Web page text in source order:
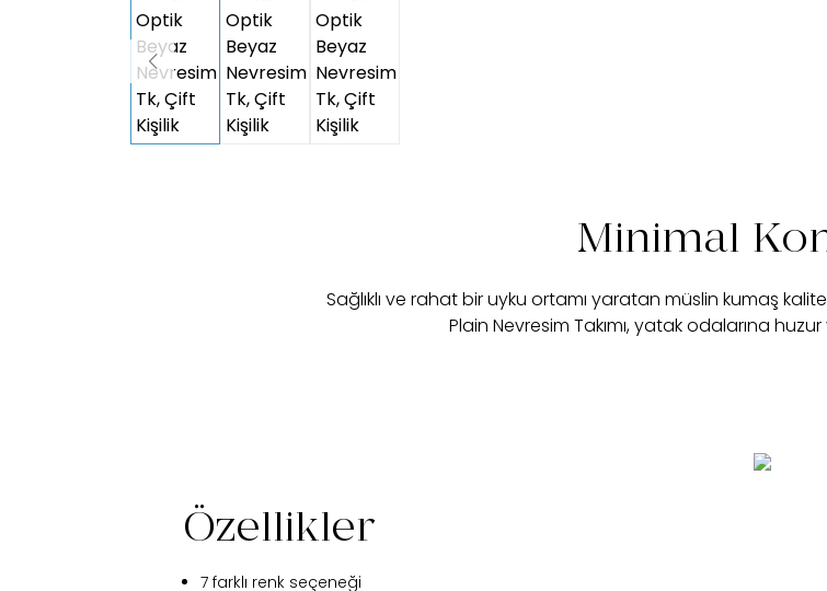
Minimal
Sağlıklı ve rahat bir uyku ortamı yaratan müslin kumaş
Plain Nevresim Takımı, yatak odalarına
Özellikler
7 farklı renk seçeneği